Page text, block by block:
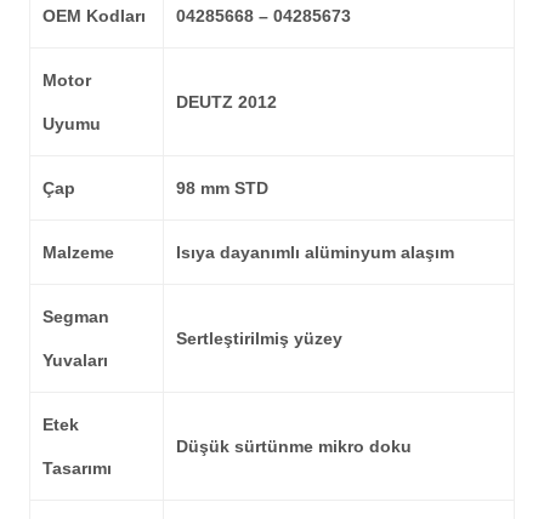
OEM Kodları 04285668 – 04285673
Motor
Uyumu
DEUTZ 2012
Çap 98 mm STD
Malzeme Isıya dayanımlı alüminyum alaşım
Segman
Yuvaları
Sertleştirilmiş yüzey
Etek
Tasarımı
Düşük sürtünme mikro doku